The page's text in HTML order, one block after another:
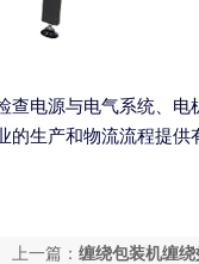
电源与电气系统、电
生产和物流流程提供
上一篇： 缠绕包装机缠